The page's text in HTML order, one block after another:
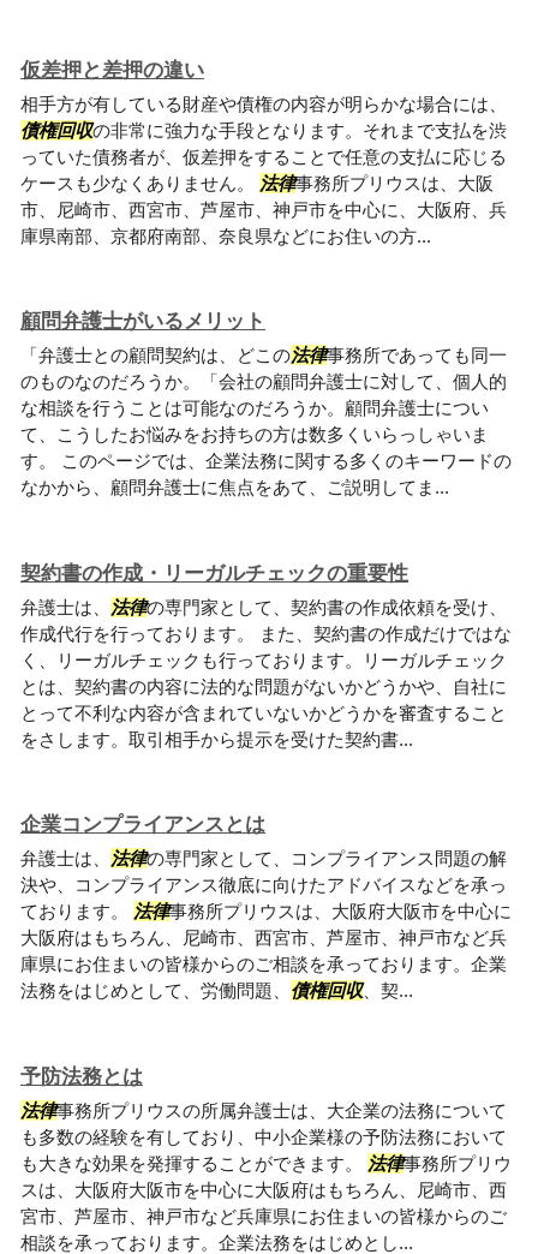
仮差押と差押の違い
相手方が有している財産や債権の内容が明らかな場合には、
債権回収の非常に強力な手段となります。それまで支払を渋
っていた債務者が、仮差押をすることで任意の支払に応じる
ケースも少なくありません。
法律事務所プリウスは、大阪
市、尼崎市、西宮市、芦屋市、神戸市を中心に、大阪府、兵
庫県南部、京都府南部、奈良県などにお住いの方...
顧問弁護士がいるメリット
「弁護士との顧問契約は、どこの法律事務所であっても同一
のものなのだろうか。「会社の顧問弁護士に対して、個人的
な相談を行うことは可能なのだろうか。顧問弁護士につい
て、こうしたお悩みをお持ちの方は数多くいらっしゃいま
す。 このページでは、企業法務に関する多くのキーワードの
なかから、顧問弁護士に焦点をあて、ご説明してま...
契約書の作成・リーガルチェックの重要性
弁護士は、 法律の専門家として、契約書の作成依頼を受け、
作成代行を行っております。 また、契約書の作成だけではな
く、リーガルチェックも行っております。リーガルチェック
とは、契約書の内容に法的な問題がないかどうかや、自社に
とって不利な内容が含まれていないかどうかを審査すること
をさします。取引相手から提示を受けた契約書...
企業コンプライアンスとは
弁護士は、 法律の専門家として、コンプライアンス問題の解
決や、コンプライアンス徹底に向けたアドバイスなどを承っ
ております。
法律事務所プリウスは、大阪府大阪市を中心に
大阪府はもちろん、尼崎市、西宮市、芦屋市、神戸市など兵
庫県にお住まいの皆様からのご相談を承っております。企業
法務をはじめとして、労働問題、 債権回収、契...
予防法務とは
法律事務所プリウスの所属弁護士は、大企業の法務について
も多数の経験を有しており、中小企業様の予防法務において
も大きな効果を発揮することができます。
法律事務所プリウ
スは、大阪府大阪市を中心に大阪府はもちろん、尼崎市、西
宮市、芦屋市、神戸市など兵庫県にお住まいの皆様からのご
相談を承っております。企業法務をはじめとし...